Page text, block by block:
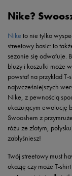
Nike?
Nike to nie tylko
streetowy basic: to
sezonie się odwołuje.
bluzy i koszulki może
powstał na przykład
najwcześniejszych
Nike, z pewnością
ukazującym ewolucję
Swooshem z
różu ze złotym,
zabłyśniesz!
Twój streetowy must
okazję czy może T-